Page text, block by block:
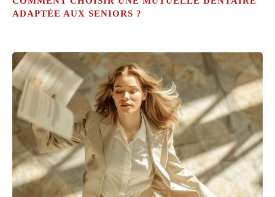
ADAPTÉE AUX SENIORS ?